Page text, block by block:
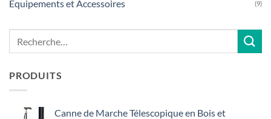
Equipements et Accessoires (9)
PRODUITS
Canne de Marche Télescopique en Bois et